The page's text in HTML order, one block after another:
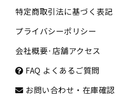
特定商取引法に基づく表記
プライバシーポリシー
会社概要· 店舗アクセス
FAQ よくあるご質問
お問い合わせ・在庫確認